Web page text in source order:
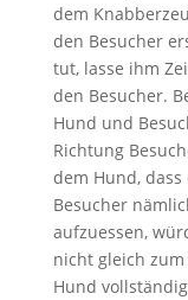
dem
den Besucher
tut, lasse ihm
den Besucher.
Hund und
Richtung
dem Hund,
Besucher
aufzuessen,
nicht gleich zum
Hund